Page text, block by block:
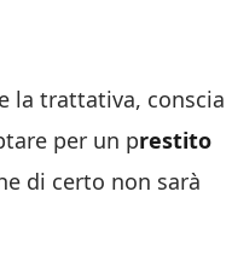
la trattativa, conscia
per un prestito
di certo non sarà